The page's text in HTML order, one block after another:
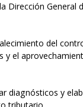
Dirección
del
el
diagnósticos y